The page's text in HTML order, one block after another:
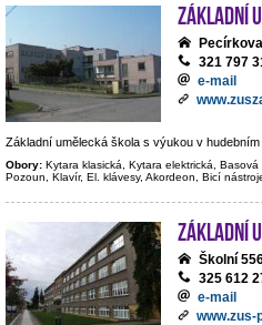
Základní
321 797
e-mail
Základní umělecká škola s výukou v hudebním
Obory: Kytara klasická, Kytara elektrická,
Pozoun, Klavír, El. klávesy, Akordeon, Bicí
Základní
Školní
325 612
e-mail
www.zus-